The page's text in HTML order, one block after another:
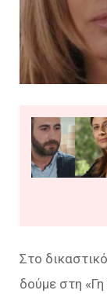
Στο
δούμε στη «Γη